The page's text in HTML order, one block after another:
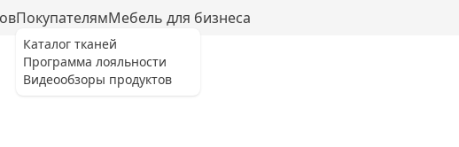
Покупателям
Каталог тканей
Программа лояльности
Видеообзоры продуктов
Мебель для бизнеса